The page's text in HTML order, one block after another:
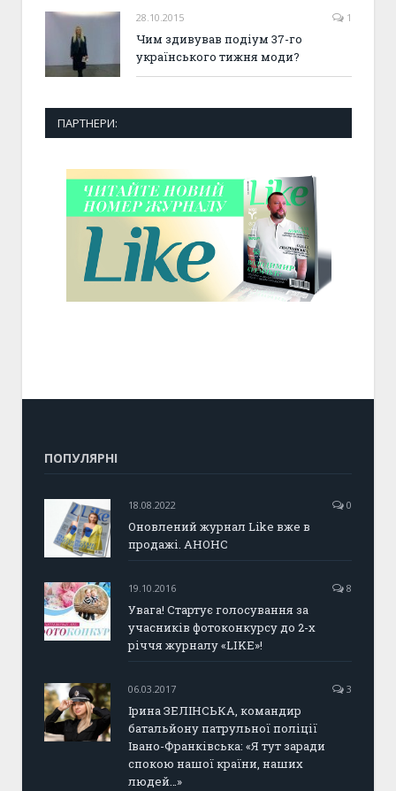
28.10.2015 1
Чим здивував подіум 37-го
українського тижня моди?
ПАРТНЕРИ:
ПОПУЛЯРНІ
18.08.2022 0
Оновлений журнал Like вже в
продажі. АНОНС
19.10.2016 8
Увага! Стартує голосування за
учасників фотоконкурсу до 2-х
річчя журналу «LIKE»!
06.03.2017 3
Ірина ЗЕЛІНСЬКА, командир
батальйону патрульної поліції
Івано-Франківська: «Я тут заради
спокою нашої країни, наших
людей…»